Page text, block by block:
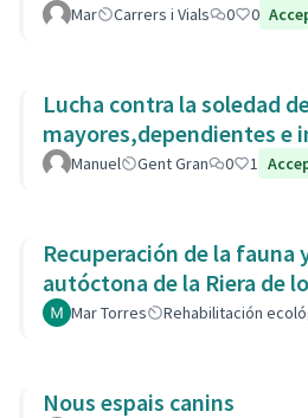
Mar Carrers i Vials 0 0
Lucha contra la soledad
mayores,dependientes e
Manuel Gent Gran 0 1
Recuperación de la fauna
autóctona de la Riera de
Mar Torres Rehabilitación
Nous espais canins